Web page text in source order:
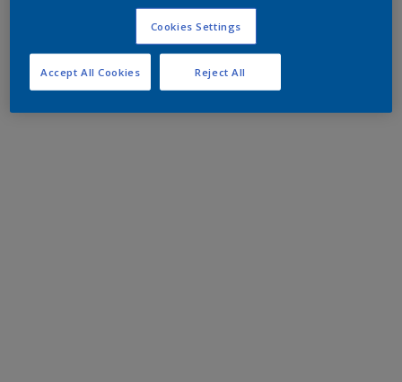
Cookies Settings
Reject All
Accept All Cookies